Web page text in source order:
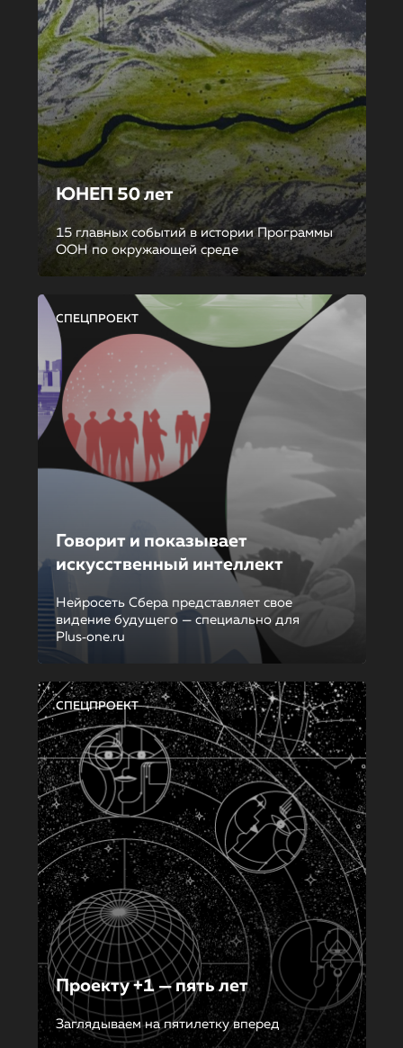
ЮНЕП 50 лет
15 главных событий в истории Программы
ООН по окружающей среде
СПЕЦПРОЕКТ
Говорит и показывает
искусственный интеллект
Нейросеть Сбера представляет свое
видение будущего — специально для
Plus‑one.ru
СПЕЦПРОЕКТ
Проекту +1 — пять лет
Заглядываем на пятилетку вперед